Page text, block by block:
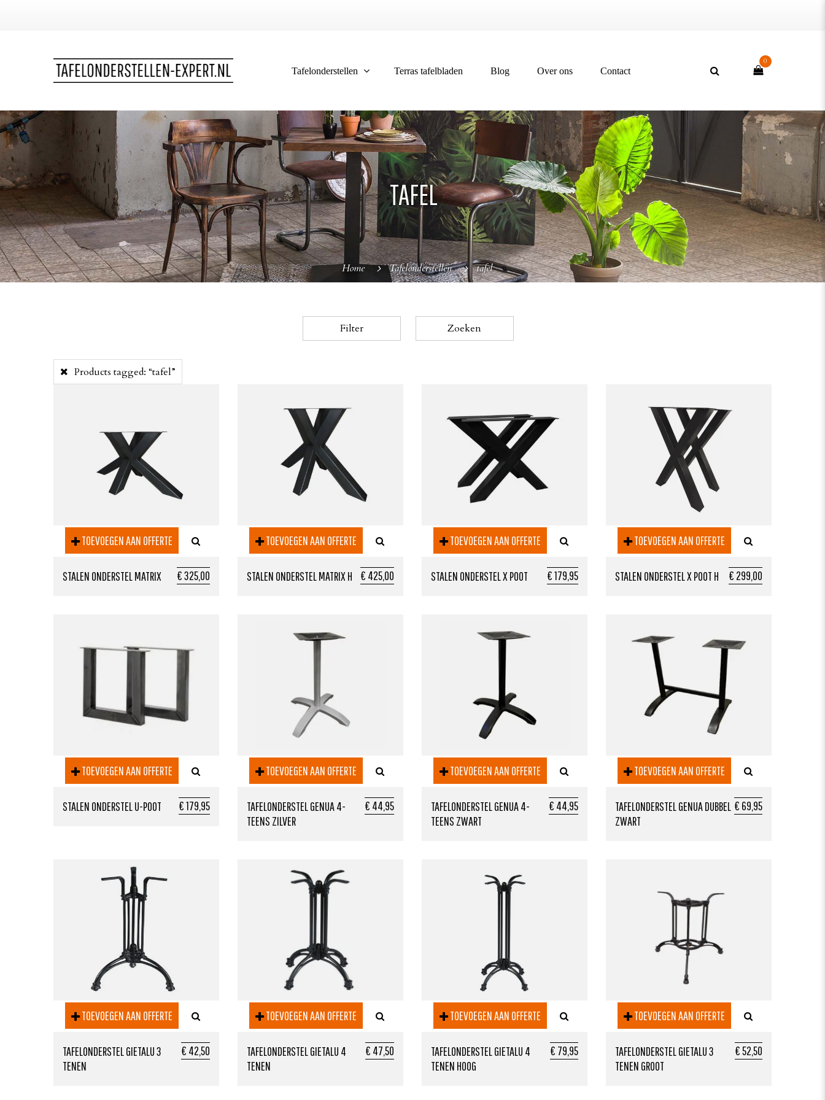
Tafelonderstellen Terras tafelbladen Blog Over ons Contact
0
TAFEL
Home Tafelonderstellen tafel
Filter Zoeken
Products tagged: “tafel”
TOEVOEGEN AAN OFFERTE
€ 325,00
STALEN ONDERSTEL MATRIX
TOEVOEGEN AAN OFFERTE
€ 425,00
STALEN ONDERSTEL MATRIX H
TOEVOEGEN AAN OFFERTE
€ 179,95
STALEN ONDERSTEL X POOT
TOEVOEGEN AAN OFFERTE
€ 299,00
STALEN ONDERSTEL X POOT H
TOEVOEGEN AAN OFFERTE
€ 179,95
STALEN ONDERSTEL U-POOT
TOEVOEGEN AAN OFFERTE
€ 44,95
TAFELONDERSTEL GENUA 4-
TEENS ZILVER
TOEVOEGEN AAN OFFERTE
€ 44,95
TAFELONDERSTEL GENUA 4-
TEENS ZWART
TOEVOEGEN AAN OFFERTE
€ 69,95
TAFELONDERSTEL GENUA DUBBEL
ZWART
TOEVOEGEN AAN OFFERTE
€ 42,50
TAFELONDERSTEL GIETALU 3
TENEN
TOEVOEGEN AAN OFFERTE
€ 47,50
TAFELONDERSTEL GIETALU 4
TENEN
TOEVOEGEN AAN OFFERTE
€ 79,95
TAFELONDERSTEL GIETALU 4
TENEN HOOG
TOEVOEGEN AAN OFFERTE
€ 52,50
TAFELONDERSTEL GIETALU 3
TENEN GROOT